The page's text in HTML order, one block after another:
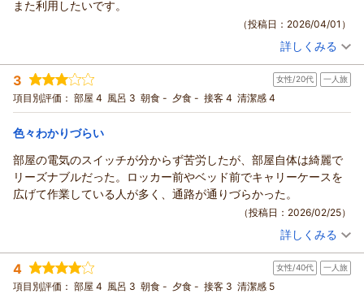
駅からの距離につきましてご足労をおかけしましたが、館内の
清潔さや静かな環境、快適な睡眠にご満足いただけたとのこ
と、大変嬉しく思います。ロッカーの使い勝手や居心地の良さ
についてもご評価いただきありがとうございます。
今後も快適にお過ごしいただける環境づくりに努めてまいりま
す。次回のご来館を心よりお待ちしております。
また利用したいです。
（投稿日：2026/04/01）
投稿者： しょこらさん(女性/50代)
宿泊プラン： 【ポイント8％還元】賢く泊まるシンプルステイ
シングル
食事なし
宿泊価格帯： 3,001～4,000円(大人一人あたり/税込)
ご利用いただきありがとうございます。
この度はご宿泊いただき、またご感想をお寄せいただき誠にあ
たとのこと、大変嬉しく思います。快適にお過ごしいただけた
ようで何よりでございます。また利用したいとのお言葉も大変
励みになります。
一方で、シャワールームの数によりお待ちいただく場面があっ
詳しくみる
3 女性/20代 一人旅
項目別評価： 部屋 4 風呂 3 朝食 - 夕食 - 接客 4 清潔感 4
色々わかりづらい
部屋の電気のスイッチが分からず苦労したが、部屋自体は綺麗で
リーズナブルだった。ロッカー前やベッド前でキャリーケースを
広げて作業している人が多く、通路が通りづらかった。
（投稿日：2026/02/25）
投稿者： まさん(女性/20代)
宿泊プラン： 【ポイント8％還元】賢く泊まるシンプルステイ
シングル
食事なし
詳しくみる
4 女性/40代 一人旅
項目別評価： 部屋 4 風呂 3 朝食 - 夕食 - 接客 3 清潔感 5